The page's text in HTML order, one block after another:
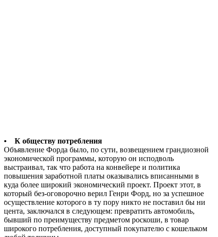
• К обществу потребления
Объявление Форда было, по сути, возвещением грандиозной
экономической программы, которую он исподволь
выстраивал, так что работа на конвейере и политика
повышения заработной платы оказывались вписанными в
куда более широкий экономический проект. Проект этот, в
который без-оговорочно верил Генри Форд, но за успешное
осуществление которого в ту пору никто не поставил бы ни
цента, заключался в следующем: превратить автомобиль,
бывший по преимуществу предметом роскоши, в товар
широкого потребления, доступный покупателю с кошельком